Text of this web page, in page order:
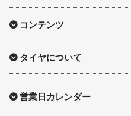
コンテンツ
タイヤについて
営業日カレンダー